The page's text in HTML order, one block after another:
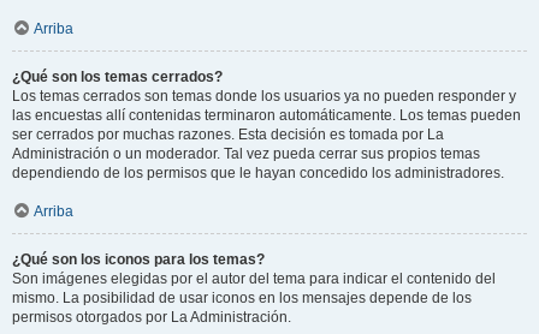
Arriba
¿Qué son los temas cerrados?
Los temas cerrados son temas donde los usuarios ya no pueden responder y
las encuestas allí contenidas terminaron automáticamente. Los temas pueden
ser cerrados por muchas razones. Esta decisión es tomada por La
Administración o un moderador. Tal vez pueda cerrar sus propios temas
dependiendo de los permisos que le hayan concedido los administradores.
Arriba
¿Qué son los iconos para los temas?
Son imágenes elegidas por el autor del tema para indicar el contenido del
mismo. La posibilidad de usar iconos en los mensajes depende de los
permisos otorgados por La Administración.